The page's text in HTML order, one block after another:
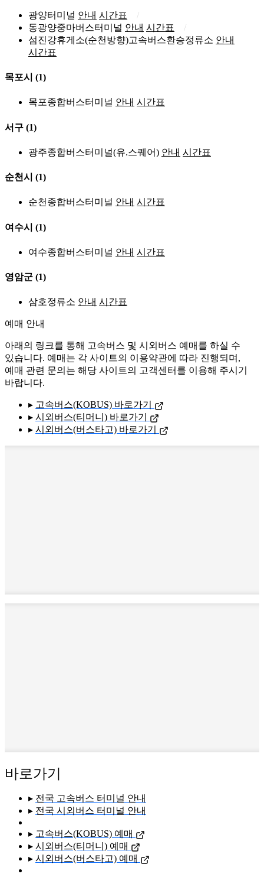
광양터미널 안내 시간표
동광양중마버스터미널 안내 시간표
섬진강휴게소(순천방향)고속버스환승정류소 안내
시간표
목포시 (1)
목포종합버스터미널 안내 시간표
서구 (1)
광주종합버스터미널(유.스퀘어) 안내 시간표
순천시 (1)
순천종합버스터미널 안내 시간표
여수시 (1)
여수종합버스터미널 안내 시간표
영암군 (1)
삼호정류소 안내 시간표
예매 안내
아래의 링크를 통해 고속버스 및 시외버스 예매를 하실 수
있습니다. 예매는 각 사이트의 이용약관에 따라 진행되며,
예매 관련 문의는 해당 사이트의 고객센터를 이용해 주시기
바랍니다.
▸ 고속버스(KOBUS) 바로가기
▸ 시외버스(티머니) 바로가기
▸ 시외버스(버스타고) 바로가기
바로가기
▸ 전국 고속버스 터미널 안내
▸ 전국 시외버스 터미널 안내
▸ 고속버스(KOBUS) 예매
▸ 시외버스(티머니) 예매
▸ 시외버스(버스타고) 예매